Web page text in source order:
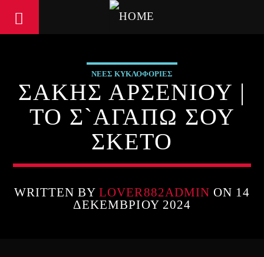
ΝΕΕΣ ΚΥΚΛΟΦΟΡΙΕΣ
ΣΑΚΗΣ ΑΡΣΕΝΙΟΥ |
ΤΟ Σ`ΑΓΑΠΩ ΣΟΥ
ΣΚΕΤΟ
WRITTEN BYLOVER882ADMIN ON 14
ΔΕΚΕΜΒΡΊΟΥ 2024